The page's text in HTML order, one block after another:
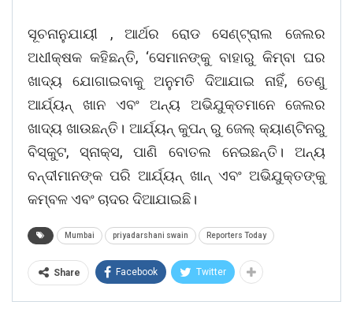
ସୂଚନାନୁଯାୟୀ , ଆର୍ଥର ରୋଡ ସେଣ୍ଟ୍ରାଲ ଜେଲର
ଅଧୀକ୍ଷକ କହିଛନ୍ତି, ‘ସେମାନଙ୍କୁ ବାହାରୁ କିମ୍ବା ଘର
ଖାଦ୍ୟ ଯୋଗାଇବାକୁ ଅନୁମତି ଦିଆଯାଇ ନାହିଁ, ତେଣୁ
ଆର୍ଯ୍ୟନ୍ ଖାନ ଏବଂ ଅନ୍ୟ ଅଭିଯୁକ୍ତମାନେ ଜେଲର
ଖାଦ୍ୟ ଖାଉଛନ୍ତି। ଆର୍ଯ୍ୟନ୍ କୁପନ୍ ରୁ ଜେଲ୍ କ୍ୟାଣ୍ଟିନରୁ
ବିସ୍କୁଟ, ସ୍ନାକ୍ସ, ପାଣି ବୋତଲ ନେଇଛନ୍ତି। ଅନ୍ୟ
ବନ୍ଦୀମାନଙ୍କ ପରି ଆର୍ଯ୍ୟନ୍ ଖାନ୍ ଏବଂ ଅଭିଯୁକ୍ତଙ୍କୁ
କମ୍ବଳ ଏବଂ ଚାଦର ଦିଆଯାଇଛି।
Mumbai priyadarshani swain Reporters Today
Share Facebook Twitter